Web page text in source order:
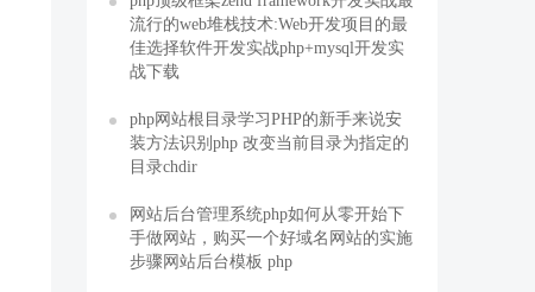
流行的web堆栈技术:Web开发项目的最
佳选择软件开发实战php+mysql开发实
战下载
php网站根目录学习PHP的新手来说安
装方法识别php 改变当前目录为指定的
目录chdir
网站后台管理系统php如何从零开始下
手做网站，购买一个好域名网站的实施
步骤网站后台模板 php